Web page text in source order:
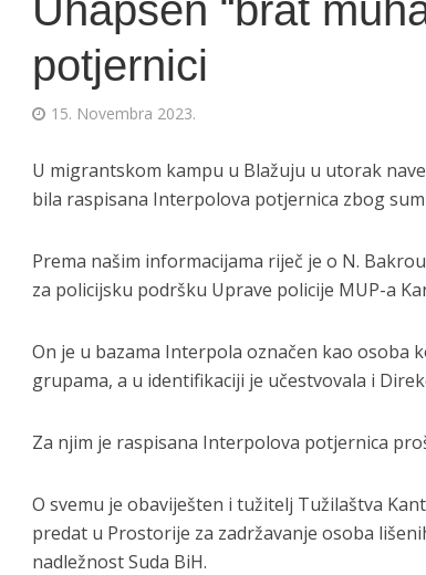
Uhapšen “brat
potjernici
15. Novembra 2023.
U migrantskom kampu u Blažuju u utorak
bila raspisana Interpolova potjernica zbog
Prema našim informacijama riječ je o N.
za policijsku podršku Uprave policije MUP-a
On je u bazama Interpola označen kao osoba
grupama, a u identifikaciji je učestvovala i
Za njim je raspisana Interpolova potjernica
O svemu je obaviješten i tužitelj Tužilaštva
predat u Prostorije za zadržavanje osoba
nadležnost Suda BiH.